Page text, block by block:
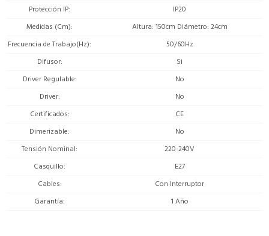
Protección IP
IP20
Medidas (Cm)
Altura: 150cm Diámetro: 24cm
Frecuencia de Trabajo(Hz)
50/60Hz
Difusor
Si
Driver Regulable
No
Driver
No
Certificados
CE
Dimerizable
No
Tensión Nominal
220-240V
Casquillo
E27
Cables
Con Interruptor
Garantía
1 Año